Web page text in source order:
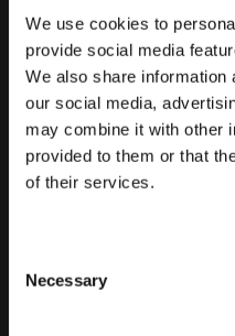
We use cookies to
provide social media
We also share information
our social media,
may combine it with other
provided to them or that
of their services.
Necessary
Real